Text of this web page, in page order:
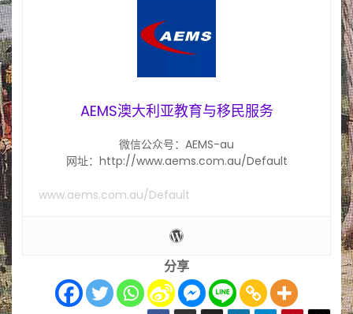
AEMS澳大利亚教育与移民服务
微信公众号：AEMS-au
网址：http://www.aems.com.au/Default
www.aems.com.au/Default
分享